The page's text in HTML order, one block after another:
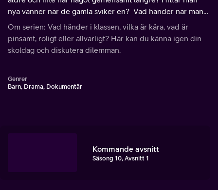
nya vänner när de gamla sviker en? Vad händer när man
festar med 9:orna i parken och vad gör man när man bli
dissad av nån som man är kär i?
Om serien: Vad händer i klassen, vilka är kära, vad är
pinsamt, roligt eller allvarligt? Här kan du känna igen din
skoldag och diskutera dilemman.
Genrer
Barn, Drama, Dokumentär
Kommande avsnitt
Säsong 10, Avsnitt 1